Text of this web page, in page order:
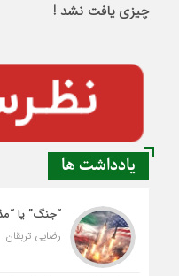
چیزی یافت نشد !
یادداشت ها
“جنگ” یا
رضایی تربقان